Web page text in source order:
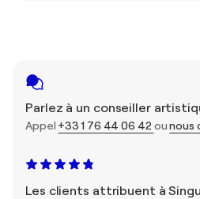
Parlez à un conseiller
Appel +33 1 76 44 06 42 ounous
Les clients attribuent à